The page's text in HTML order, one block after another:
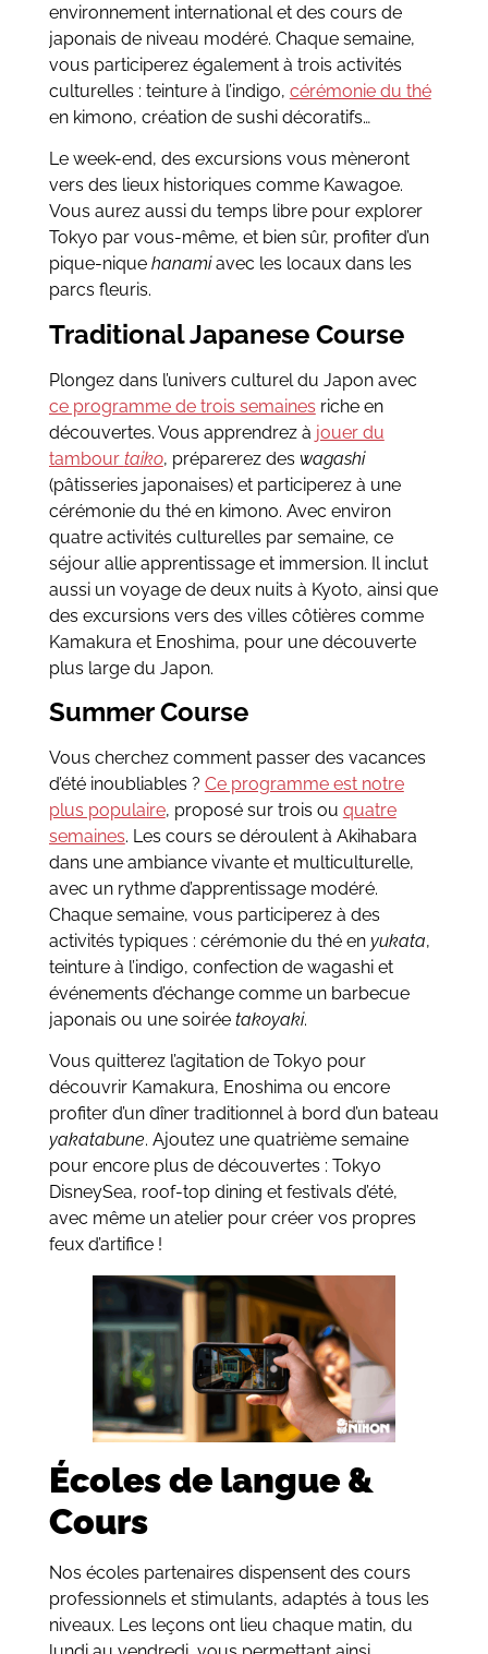
environnement international et des cours de
japonais de niveau modéré. Chaque semaine,
vous participerez également à trois activités
culturelles : teinture à l’indigo, cérémonie du thé
en kimono, création de sushi décoratifs…
Le week-end, des excursions vous mèneront
vers des lieux historiques comme Kawagoe.
Vous aurez aussi du temps libre pour explorer
Tokyo par vous-même, et bien sûr, profiter d’un
pique-nique hanamiavec les locaux dans les
parcs fleuris.
Traditional Japanese Course
Plongez dans l’univers culturel du Japon avec
ce programme de trois semaines riche en
découvertes. Vous apprendrez à jouer du
tambour taiko, préparerez des wagashi
(pâtisseries japonaises) et participerez à une
cérémonie du thé en kimono. Avec environ
quatre activités culturelles par semaine, ce
séjour allie apprentissage et immersion. Il inclut
aussi un voyage de deux nuits à Kyoto, ainsi que
des excursions vers des villes côtières comme
Kamakura et Enoshima, pour une découverte
plus large du Japon.
Summer Course
Vous cherchez comment passer des vacances
d’été inoubliables ? Ce programme est notre
plus populaire, proposé sur trois ou quatre
semaines. Les cours se déroulent à Akihabara
dans une ambiance vivante et multiculturelle,
avec un rythme d’apprentissage modéré.
Chaque semaine, vous participerez à des
activités typiques : cérémonie du thé en yukata,
teinture à l’indigo, confection de wagashi et
événements d’échange comme un barbecue
japonais ou une soirée takoyaki.
Vous quitterez l’agitation de Tokyo pour
découvrir Kamakura, Enoshima ou encore
profiter d’un dîner traditionnel à bord d’un bateau
yakatabune. Ajoutez une quatrième semaine
pour encore plus de découvertes : Tokyo
DisneySea, roof-top dining et festivals d’été,
avec même un atelier pour créer vos propres
feux d’artifice !
Écoles de langue &
Cours
Nos écoles partenaires dispensent des cours
professionnels et stimulants, adaptés à tous les
niveaux. Les leçons ont lieu chaque matin, du